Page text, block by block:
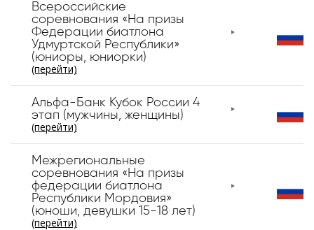
Всероссийские
соревнования «На призы
Федерации биатлона
Удмуртской Республики»
(юниоры, юниорки)
(перейти)
Альфа-Банк Кубок России 4
этап (мужчины, женщины)
(перейти)
Межрегиональные
соревнования «На призы
федерации биатлона
Республики Мордовия»
(юноши, девушки 15-18 лет)
(перейти)